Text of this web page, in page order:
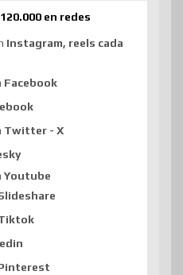
en redes
Instagram, reels cada
Facebook
Twitter - X
Youtube